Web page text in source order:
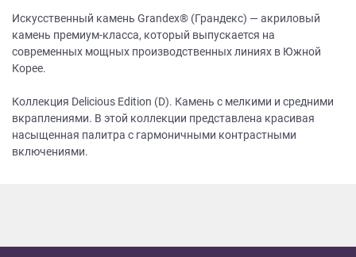
Искусственный камень Grandex® (Грандекс) — акриловый
камень премиум-класса, который выпускается на
современных мощных производственных линиях в Южной
Корее.
Коллекция Delicious Edition (D). Камень с мелкими и средними
вкраплениями. В этой коллекции представлена красивая
насыщенная палитра с гармоничными контрастными
включениями.